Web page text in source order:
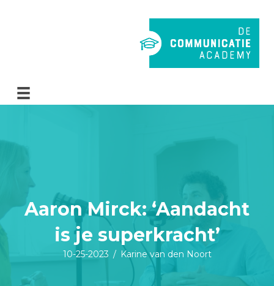
Aaron Mirck: ‘Aandacht
is je superkracht’
10-25-2023 / Karine van den Noort